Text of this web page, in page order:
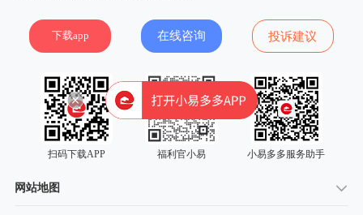
下载app 在线咨询 投诉建议
扫码下载APP 福利官小易 小易多多服务助手
网站地图